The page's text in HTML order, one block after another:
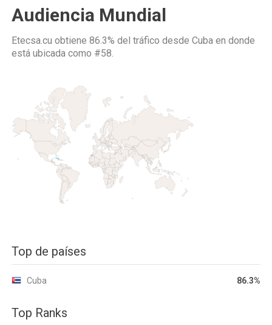
Audiencia Mundial
Etecsa.cu obtiene 86.3% del tráfico desde Cuba en donde
está ubicada como #58.
Top de países
Cuba 86.3%
Top Ranks